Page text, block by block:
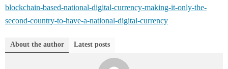
blockchain-based-national-digital-currency-making-it-only-the-
second-country-to-have-a-national-digital-currency
About the author Latest posts